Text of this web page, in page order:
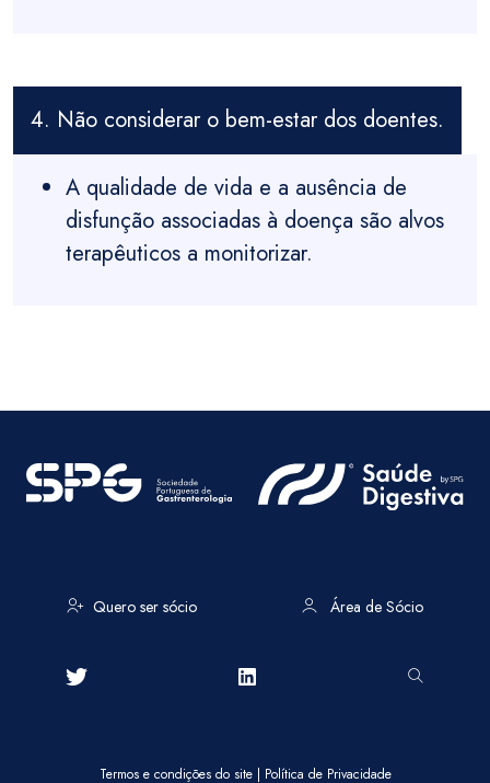
4. Não considerar o bem-estar dos doentes.
A qualidade de vida e a ausência de
disfunção associadas à doença são alvos
terapêuticos a monitorizar.
Quero ser sócio Área de Sócio
Termos e condições do site| Política de Privacidade